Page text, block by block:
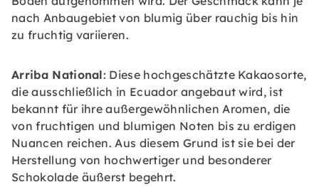
nach Anbaugebiet von blumig über rauchig bis hin
zu fruchtig variieren.
Arriba National: Diese hochgeschätzte Kakaosorte,
die ausschließlich in Ecuador angebaut wird, ist
bekannt für ihre außergewöhnlichen Aromen, die
von fruchtigen und blumigen Noten bis zu erdigen
Nuancen reichen. Aus diesem Grund ist sie bei der
Herstellung von hochwertiger und besonderer
Schokolade äußerst begehrt.